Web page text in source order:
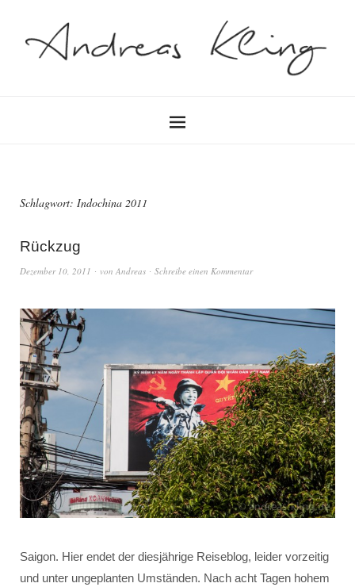
Schlagwort: Indochina 2011
Rückzug
Dezember 10, 2011 von Andreas Schreibe einen Kommentar
Saigon. Hier endet der diesjährige Reiseblog, leider vorzeitig
und unter ungeplanten Umständen. Nach acht Tagen hohem